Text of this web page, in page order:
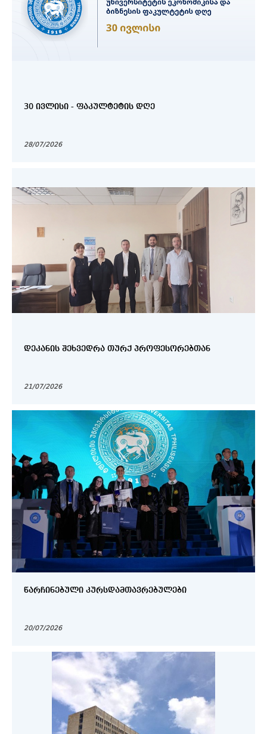
30 ᲘᲕᲚᲘᲡᲘ - ᲤᲐᲙᲣᲚᲢᲔᲢᲘᲡ ᲓᲦᲔ
28/07/2026
ᲓᲔᲙᲐᲜᲘᲡ ᲨᲔᲮᲕᲔᲓᲠᲐ ᲗᲣᲠᲥ ᲞᲠᲝᲤᲔᲡᲝᲠᲔᲑᲗᲐᲜ
21/07/2026
ᲬᲐᲠᲩᲘᲜᲔᲑᲣᲚᲘ ᲙᲣᲠᲡᲓᲐᲛᲗᲐᲕᲠᲔᲑᲣᲚᲔᲑᲘ
20/07/2026